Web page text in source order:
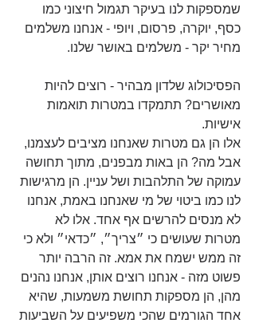
שמספקות לנו בעיקר תגמול חיצוני כמו
כסף, יוקרה, פרסום, ויופי - אנחנו משלמים
מחיר יקר - משלמים באושר שלנו.
הפסיכולוג שלדון מבהיר - רוצים להיות
מאושרים? תתמקדו במטרות תואמות
אישיות.
אלו הן גם מטרות שאנחנו מציבים לעצמנו,
אבל מה? הן באות מבפנים, מתוך תחושה
עמוקה של התלהבות ושל עניין. הן מרגישות
לנו כמו ביטוי של מי שאנחנו באמת, אנחנו
לא מנסים להרשים אף אחד. אלו לא
מטרות שעושים כי ״צריך״, ״כדאי״ ולא כי
זה ממש ישמח את אמא. זה הרבה יותר
פשוט מזה - אנחנו רוצים אותן, אנחנו נהנים
מהן, הן מספקות תחושת משמעות, שהיא
אחד הגורמים שהכי משפיעים על השביעות